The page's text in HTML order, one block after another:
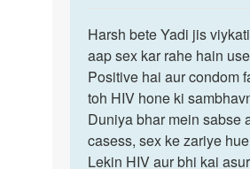
to
mine
ek
boy
ke
sath
sex
Harsh
bete
Yadi
jis
viykati…
Harsh bete Yadi jis
aap sex kar rahe hain
Positive hai aur condom
toh HIV hone ki
Duniya bhar mein sabse
casess, sex ke zariye
Lekin HIV aur bhi kai